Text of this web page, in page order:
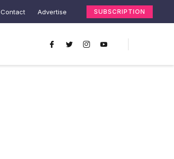
Contact Advertise SUBSCRIPTION